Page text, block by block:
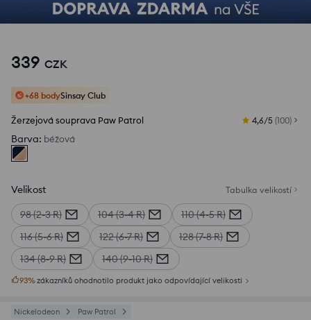
339 CZK
+68 bodySinsay Club
Žerzejová souprava Paw Patrol 4,6/5 (100)
Barva: béžová
Velikost Tabulka velikostí
98 (2-3 R) 104 (3-4 R)
110 (4-5 R)
116 (5-6 R)
122 (6-7 R)
128 (7-8 R)
134 (8-9 R)
140 (9-10 R)
93%zákazníků ohodnotilo produkt jako odpovídající velikosti
Nickelodeon Paw Patrol